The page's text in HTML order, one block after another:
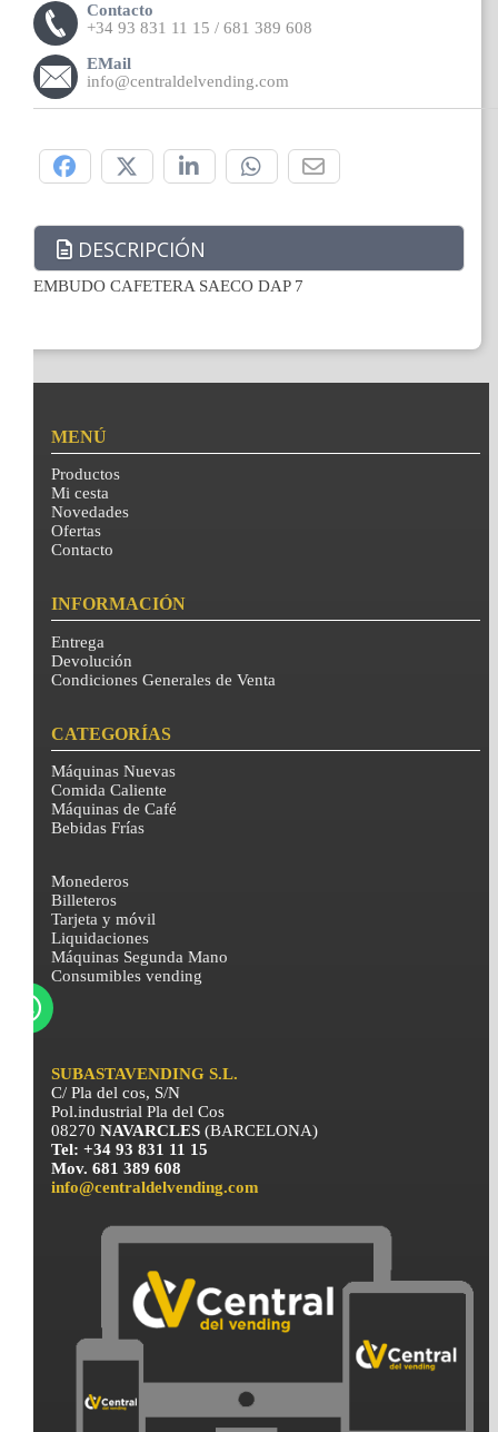
Contacto
+34 93 831 11 15 / 681 389 608
EMail
info@centraldelvending.com
DESCRIPCIÓN
EMBUDO CAFETERA SAECO DAP 7
MENÚ
Productos
Mi cesta
Novedades
Ofertas
Contacto
INFORMACIÓN
Entrega
Devolución
Condiciones Generales de Venta
CATEGORÍAS
Máquinas Nuevas
Comida Caliente
Máquinas de Café
Bebidas Frías
Monederos
Billeteros
Tarjeta y móvil
Liquidaciones
Máquinas Segunda Mano
Consumibles vending
SUBASTAVENDING S.L.
C/ Pla del cos, S/N
Pol.industrial Pla del Cos
08270NAVARCLES(BARCELONA)
Tel: +34 93 831 11 15
Mov. 681 389 608
info@centraldelvending.com